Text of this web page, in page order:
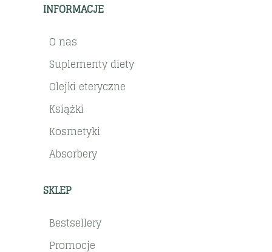
INFORMACJE
O nas
Suplementy diety
Olejki eteryczne
Książki
Kosmetyki
Absorbery
SKLEP
Bestsellery
Promocje